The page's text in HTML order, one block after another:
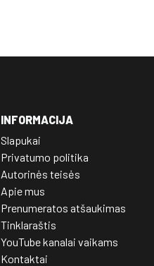
INFORMACIJA
Slapukai
Privatumo politika
Autorinės teisės
Apie mus
Prenumeratos atšaukimas
Tinklaraštis
YouTube kanalai vaikams
Kontaktai